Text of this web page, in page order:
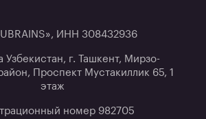
ИНН 308432936
Узбекистан, г. Ташкент, Мирзо-
Проспект Мустакиллик 65, 1
этаж
номер 982705